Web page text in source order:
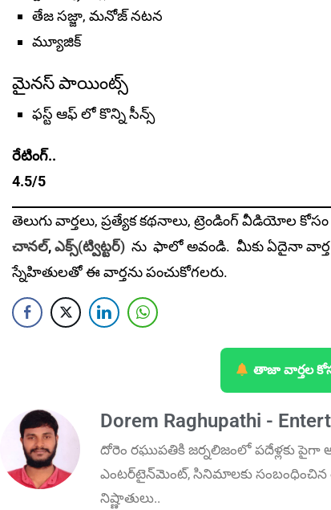
తేజ సజ్జా, మనోజ్ నటన
మ్యూజిక్
మైనస్ పాయింట్స్
ఫస్ట్ ఆఫ్ లో కొన్ని సీన్స్
రేటింగ్..
4.5/5
తెలుగు వార్తలు, ప్రత్యేక కథనాలు, ట్రెండింగ్ వీడియోల కోసం
చానల్,ఎక్స్(ట్విట్టర్) ను ఫాలో అవండి. మీకు ఏదైనా
స్నేహితులతో ఈ వార్తను పంచుకోగలరు.
తాజా వార్తల
Dorem Raghupathi -
దోరెం ర‌ఘుప‌తికి జ‌ర్న‌లిజంలో ప‌దేళ్ల‌కు
ఎంట‌ర్‌టైన్‌మెంట్‌, సినిమాలకు
నిష్ణాతులు..